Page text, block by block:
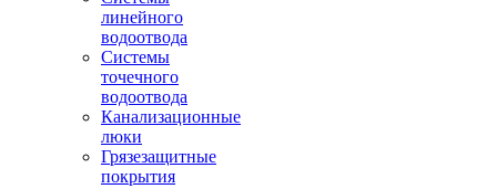
линейного
водоотвода
Системы
точечного
водоотвода
Канализационные
люки
Грязезащитные
покрытия